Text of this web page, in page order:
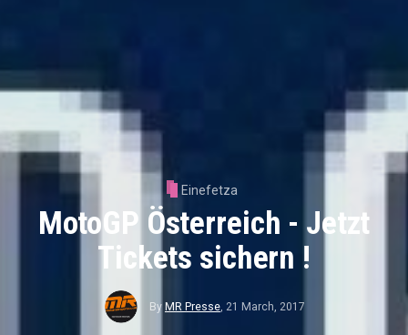
Einefetza
MotoGP Österreich - Jetzt
Tickets sichern !
By MR Presse, 21 March, 2017